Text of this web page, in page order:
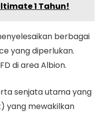
1 Tahun!
berbagai
yang diperlukan.
di area Albion.
senjata utama yang
yang mewakilkan